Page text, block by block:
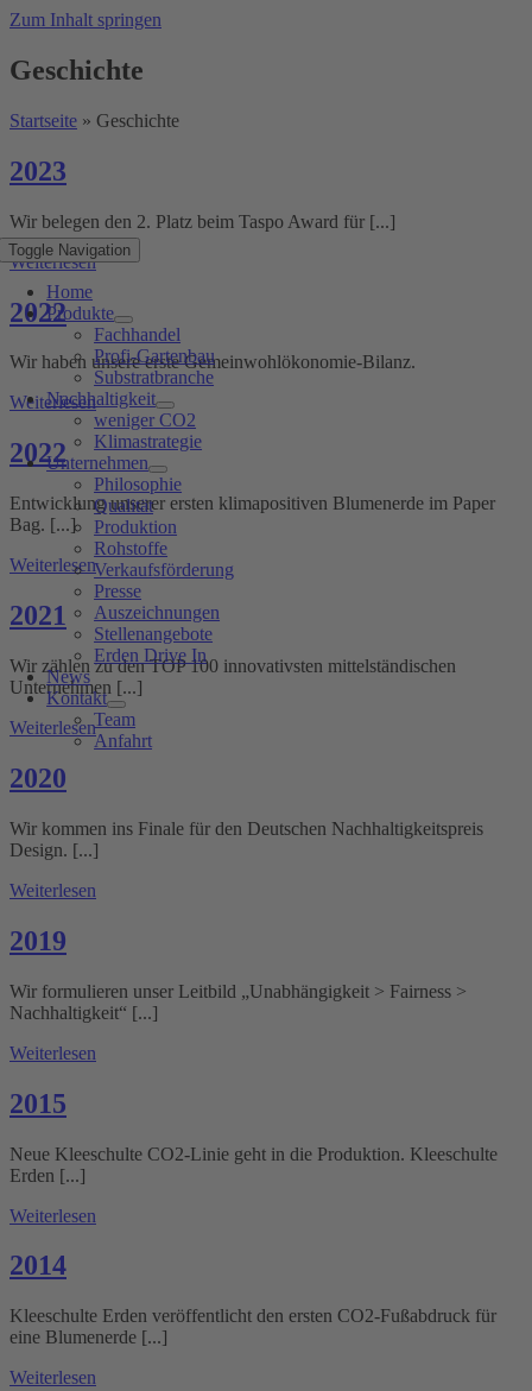
Zum Inhalt springen
Toggle Navigation
Home
Produkte
Fachhandel
Profi-Gartenbau
Substratbranche
Nachhaltigkeit
weniger CO2
Klimastrategie
Unternehmen
Philosophie
Qualität
Produktion
Rohstoffe
Verkaufsförderung
Presse
Auszeichnungen
Stellenangebote
Erden Drive In
News
Kontakt
Team
Anfahrt
Geschichte
Startseite » Geschichte
2023
Wir belegen den 2. Platz beim Taspo Award für [...]
Weiterlesen
2022
Wir haben unsere erste Gemeinwohlökonomie-Bilanz.
Weiterlesen
2022
Entwicklung unserer ersten klimapositiven Blumenerde im Paper
Bag. [...]
Weiterlesen
2021
Wir zählen zu den TOP 100 innovativsten mittelständischen
Unternehmen [...]
Weiterlesen
2020
Wir kommen ins Finale für den Deutschen Nachhaltigkeitspreis
Design. [...]
Weiterlesen
2019
Wir formulieren unser Leitbild „Unabhängigkeit > Fairness >
Nachhaltigkeit“ [...]
Weiterlesen
2015
Neue Kleeschulte CO2-Linie geht in die Produktion. Kleeschulte
Erden [...]
Weiterlesen
2014
Kleeschulte Erden veröffentlicht den ersten CO2-Fußabdruck für
eine Blumenerde [...]
Weiterlesen